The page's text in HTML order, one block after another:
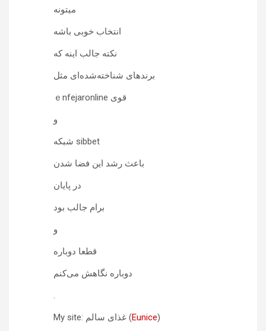
میتونه
انتخاب خوبی باشه
نکته جالب اینه که
برندهای شناخته‌شده‌ای مثل
ｅnfejaronline قوی
و
شبکه sibbet
باعث رشد این فضا شدن
در پایان
برام جالب بود
و
قطعا دوباره
دوباره نگاهش می‌کنم
.
My site: غذای سالم (Eunice)